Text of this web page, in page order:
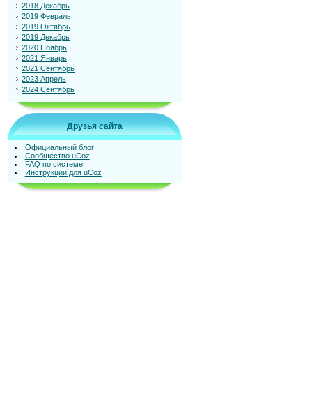
2018 Декабрь
2019 Февраль
2019 Октябрь
2019 Декабрь
2020 Ноябрь
2021 Январь
2021 Сентябрь
2023 Апрель
2024 Сентябрь
Друзья сайта
Официальный блог
Сообщество uCoz
FAQ по системе
Инструкции для uCoz